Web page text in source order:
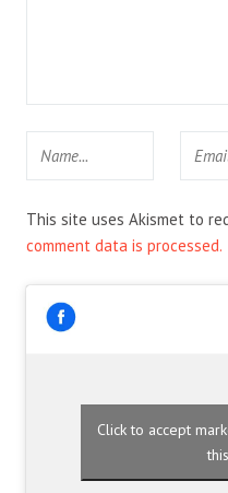
This site uses Akismet to
comment data is processed.
Click to accept